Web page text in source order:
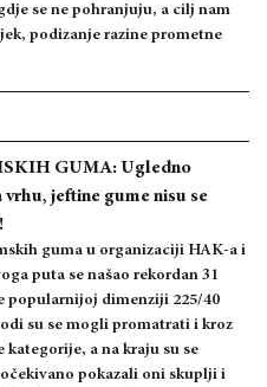
se ne pohranjuju, a cilj nam
podizanje razine prometne
GUMA: Ugledno
vrhu, jeftine gume nisu se
guma u organizaciji HAK-a i
puta se našao rekordan 31
popularnijoj dimenziji 225/40
su se mogli promatrati i kroz
kategorije, a na kraju su se
pokazali oni skuplji i